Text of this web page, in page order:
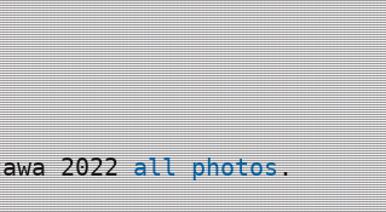
2022all photos.